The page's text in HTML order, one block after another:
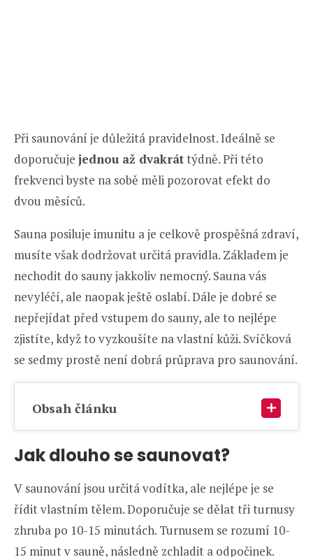
Při saunování je důležitá pravidelnost. Ideálně se
doporučuje jednou až dvakráttýdně. Při této
frekvenci byste na sobě měli pozorovat efekt do
dvou měsíců.
Sauna posiluje imunitu a je celkově prospěšná zdraví,
musíte však dodržovat určitá pravidla. Základem je
nechodit do sauny jakkoliv nemocný. Sauna vás
nevyléčí, ale naopak ještě oslabí. Dále je dobré se
nepřejídat před vstupem do sauny, ale to nejlépe
zjistíte, když to vyzkoušíte na vlastní kůži. Svíčková
se sedmy prostě není dobrá průprava pro saunování.
Obsah článku
Jak dlouho se saunovat?
V saunování jsou určitá vodítka, ale nejlépe je se
řídit vlastním tělem. Doporučuje se dělat tři turnusy
zhruba po 10-15 minutách. Turnusem se rozumí 10-
15 minut v sauně, následně zchladit a odpočinek.